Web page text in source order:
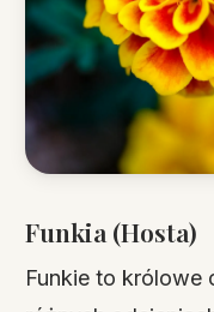
Funkia (Hosta)
Funkie to królowe